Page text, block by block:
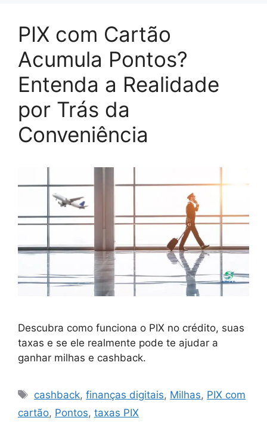
PIX com Cartão
Acumula Pontos?
Entenda a Realidade
por Trás da
Conveniência
Descubra como funciona o PIX no crédito, suas
taxas e se ele realmente pode te ajudar a
ganhar milhas e cashback.
Tags
cashback,finanças digitais, Milhas, PIX com
cartão, Pontos, taxas PIX